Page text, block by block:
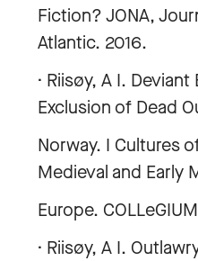
Fiction? JONA,
Atlantic. 2016.
· Riisøy, A I.
Exclusion of Dead
Norway. I Cultures
Medieval and Early
Europe.
· Riisøy, A I.